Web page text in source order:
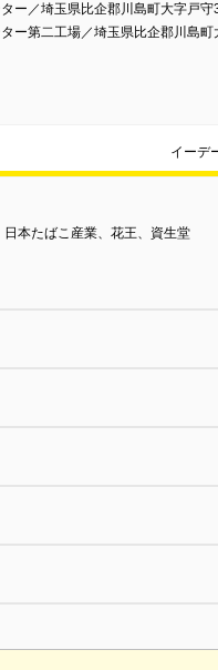
ー／埼玉県比企郡川島町大字戸守
ー第二工場／埼玉県比企郡川島町
イーデ
本たばこ産業、花王、資生堂